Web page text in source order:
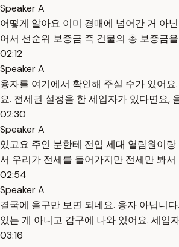
Speaker A
어떻게 알아요 이미 경매에 넘어간 거 아
어서 선순위 보증금 즉 건물의 총 보증금
02:12
Speaker A
융자를 여기에서 확인해 주실 수가 있어
요. 전세권 설정을 한 세입자가 있다면요,
02:30
Speaker A
있고요 주인 분한테 전입 세대 열람원이
서 우리가 전세를 들어가지만 전세만 봐
02:54
Speaker A
결국에 을구만 보면 되네요. 융자 아닙니
있는 게 아니고 갑구에 나와 있어요. 세입
03:16